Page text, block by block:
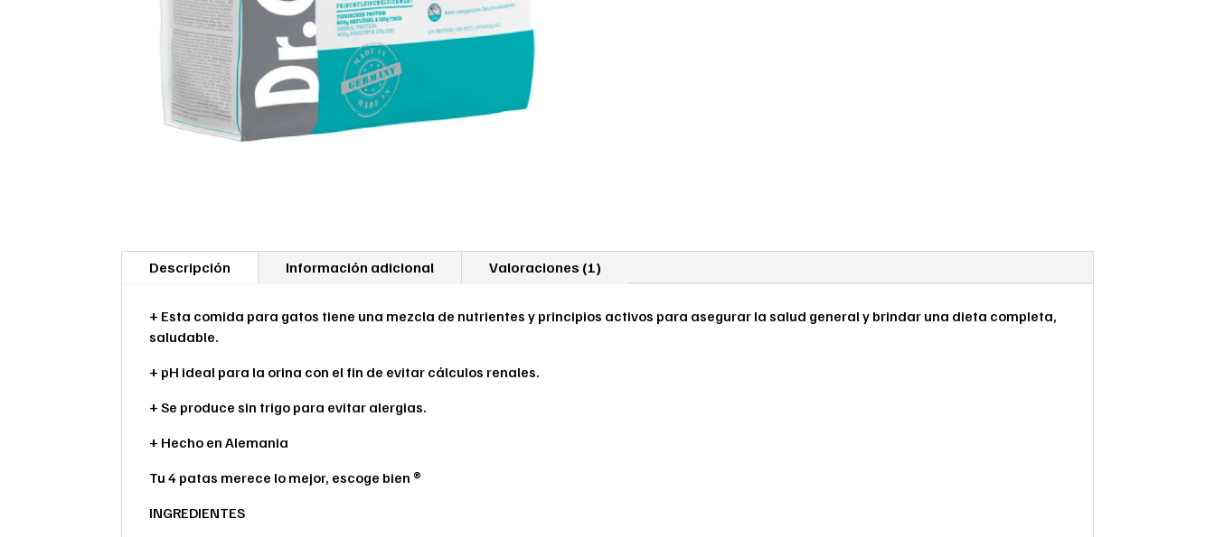
Descripción Información adicional Valoraciones (1)
+ Esta comida para gatos tiene una mezcla de nutrientes y principios activos para asegurar la salud general y brindar una dieta completa,
saludable.
+ pH ideal para la orina con el fin de evitar cálculos renales.
+ Se produce sin trigo para evitar alergias.
+ Hecho en Alemania
Tu 4 patas merece lo mejor, escoge bien ®
INGREDIENTES